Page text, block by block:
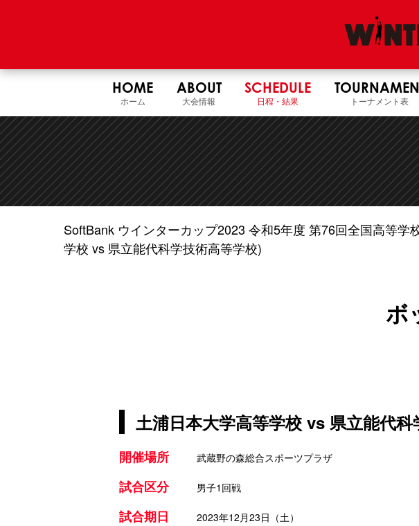
HOME
ホーム
ABOUT
大会情報
SCHEDULE
日程・結果 トーナメント表
SoftBank ウインターカップ2023 令和5年度 第76回全国高等学
学校 vs 県立能代科学技術高等学校)
ボ
土浦日本大学高等学校 vs 県立能代
開催場所 武蔵野の森総合スポーツプラザ
試合区分 男子1回戦
試合期日 2023年12月23日（土）